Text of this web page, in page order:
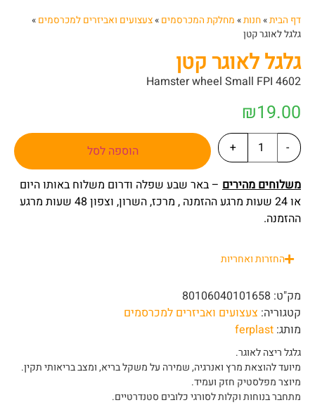
דף הבית»חנות» מחלקת המכרסמים »צעצועים ואביזרים למכרסמים »
גלגל לאוגר קטן
גלגל לאוגר קטן
Hamster wheel Small FPI 4602
₪19.00
-
+
הוספה לסל
משלוחים מהירים – באר שבע שפלה ודרום משלוח באותו היום
או 24 שעות מרגע ההזמנה , מרכז, השרון, וצפון 48 שעות מרגע
ההזמנה.
החזרות ואחריות
מק"ט: 80106040101658
קטגוריה: צעצועים ואביזרים למכרסמים
מותג: ferplast
גלגל ריצה לאוגר.
מיועד להוצאת מרץ ואנרגיה, שמירה על משקל בריא, ומצב בריאותי תקין.
מיוצר מפלסטיק חזק ועמיד.
מתחבר בנוחות וקלות לסורגי כלובים סטנדרטיים.